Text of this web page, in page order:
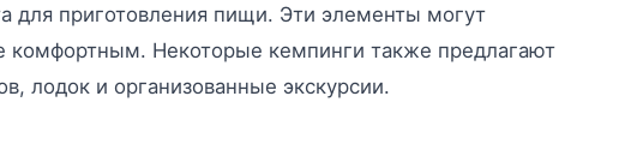
для приготовления пищи. Эти элементы могут
комфортным. Некоторые кемпинги также предлагают
лодок и организованные экскурсии.